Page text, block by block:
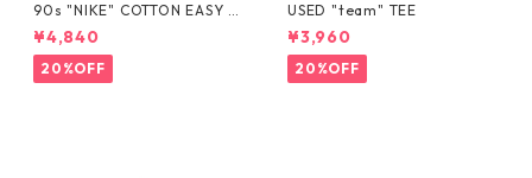
90s "NIKE" COTTON EASY S
HORTS
¥4,840
20%OFF
USED "team" TEE
¥3,960
20%OFF